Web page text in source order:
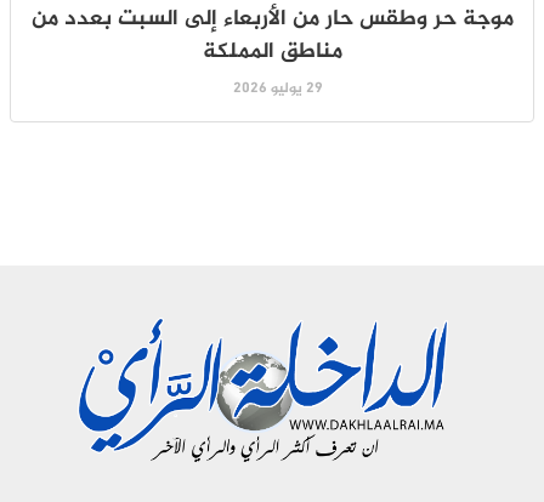
موجة حر وطقس حار من الأربعاء إلى السبت بعدد من
مناطق المملكة
29 يوليو 2026